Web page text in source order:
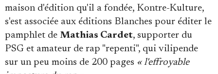
maison d'édition qu'il a fondée, Kontre-Kulture,
s'est associée aux éditions Blanches pour éditer le
pamphlet de Mathias Cardet, supporter du
PSG et amateur de rap "repenti", qui vilipende
sur un peu moins de 200 pages « l'effroyable